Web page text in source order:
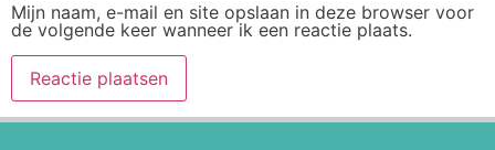
Mijn naam, e-mail en site opslaan in deze browser voor
de volgende keer wanneer ik een reactie plaats.